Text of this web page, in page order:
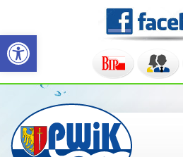
Otwórz pasek narzędzi